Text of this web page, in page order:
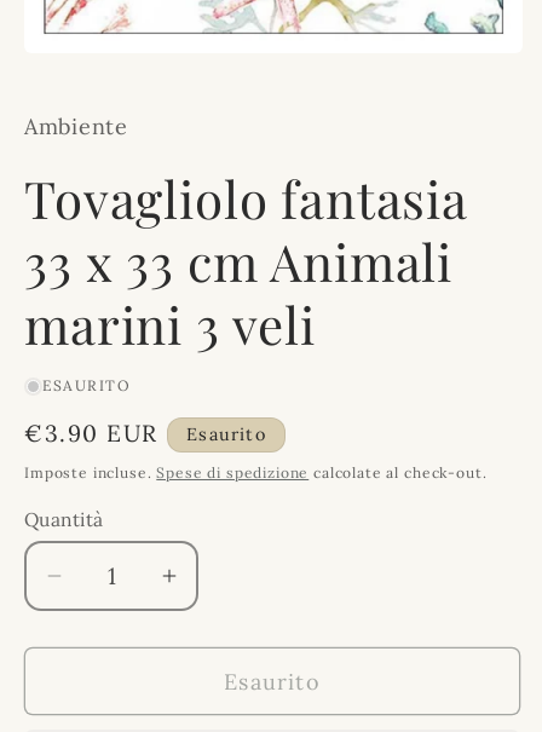
1
in
Ambiente
Tovagliolo fantasia
33 x 33 cm Animali
marini 3 veli
ESAURITO
Prezzo
di
€3.90 EUR Esaurito
Imposte incluse.Spese di spedizione calcolate al check-out.
Quantità
Quantità
Diminuisci
quantità
per
fantasia
Aumenta
quantità
per
Tovagliolo
fantasia
Esaurito